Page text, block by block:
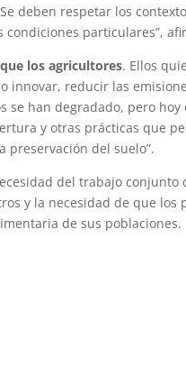
deben respetar los
particulares”,
los agricultores. Ellos
innovar, reducir las
se han degradado, pero
y otras prácticas que
preservación del suelo”.
del trabajo
y la necesidad de que
de sus poblaciones.